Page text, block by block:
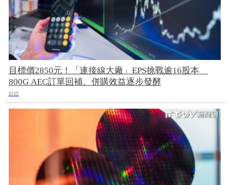
目標價2850元！「連接線大廠」EPS挑戰逾16股本
800G AEC訂單回補、併購效益逐步發酵
財經